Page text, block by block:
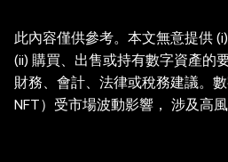
此內容僅供參考。本文無意提供
(ii) 購買、出售或持有數字資產的
財務、會計、法律或稅務建議。
NFT）受市場波動影響， 涉及高
關於交易或持有數字資產是否適